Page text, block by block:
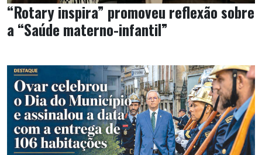
“Rotary inspira” promoveu reflexão sobre
a “Saúde materno-infantil”